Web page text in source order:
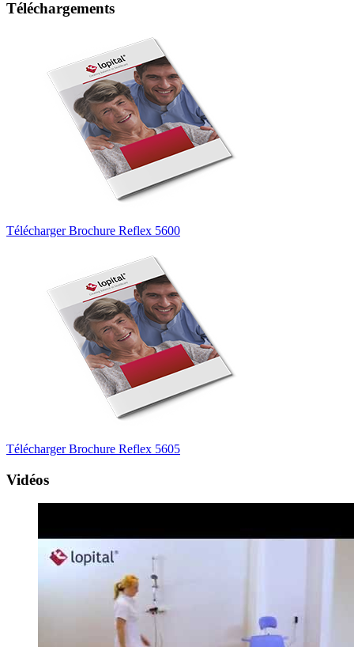
Téléchargements
Télécharger Brochure Reflex 5600
Télécharger Brochure Reflex 5605
Vidéos